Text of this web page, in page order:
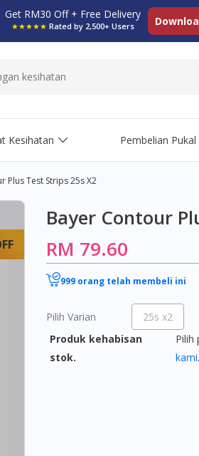
Get RM30 Off + Free Delivery
★★★★★ Rated by 2,500+ Users
Kesihatan Pembelian Pukal
Plus Test Strips 25s X2
Bayer Contour
RM 79.60
999 orang telah membeli ini
Pilih Varian
25s x2
Produk kehabisan
stok.
Pilih
kami.